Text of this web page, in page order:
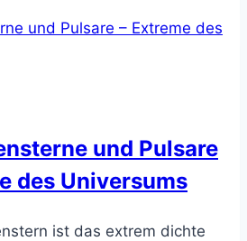
und Pulsare
des Universums
ist das extrem dichte